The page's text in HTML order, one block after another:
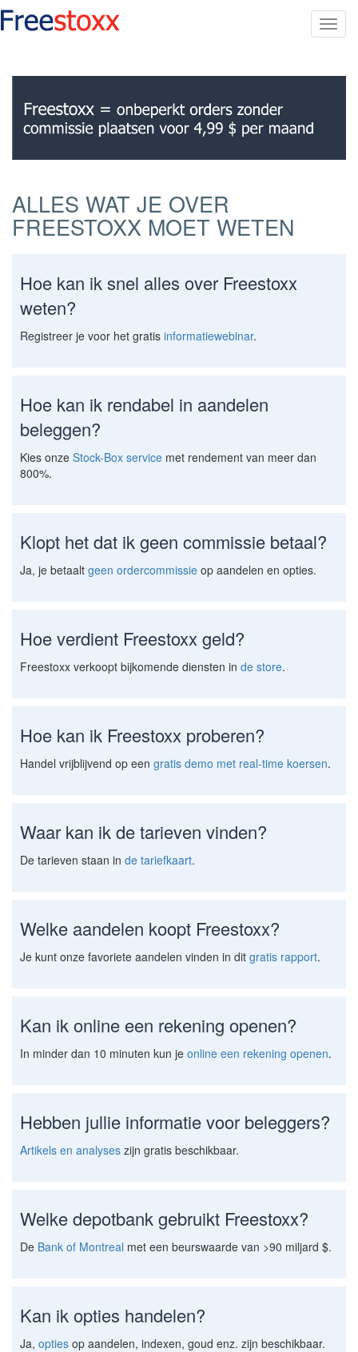
ALLES WAT JE OVER
FREESTOXX MOET WETEN
Hoe kan ik snel alles over Freestoxx
weten?
Registreer je voor het gratis informatiewebinar.
Hoe kan ik rendabel in aandelen
beleggen?
Kies onze Stock-Box service met rendement van meer dan
800%.
Klopt het dat ik geen commissie betaal?
Ja, je betaalt geen ordercommissie op aandelen en opties.
Hoe verdient Freestoxx geld?
Freestoxx verkoopt bijkomende diensten in de store.
Hoe kan ik Freestoxx proberen?
Handel vrijblijvend op een gratis demo met real-time koersen.
Waar kan ik de tarieven vinden?
De tarieven staan in de tariefkaart.
Welke aandelen koopt Freestoxx?
Je kunt onze favoriete aandelen vinden in dit gratis rapport.
Kan ik online een rekening openen?
In minder dan 10 minuten kun je online een rekening openen.
Hebben jullie informatie voor beleggers?
Artikels en analyses zijn gratis beschikbaar.
Welke depotbank gebruikt Freestoxx?
De Bank of Montreal met een beurswaarde van >90 miljard $.
Kan ik opties handelen?
Ja, opties op aandelen, indexen, goud enz. zijn beschikbaar.